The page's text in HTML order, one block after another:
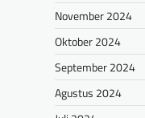
November 2024
Oktober 2024
September 2024
Agustus 2024